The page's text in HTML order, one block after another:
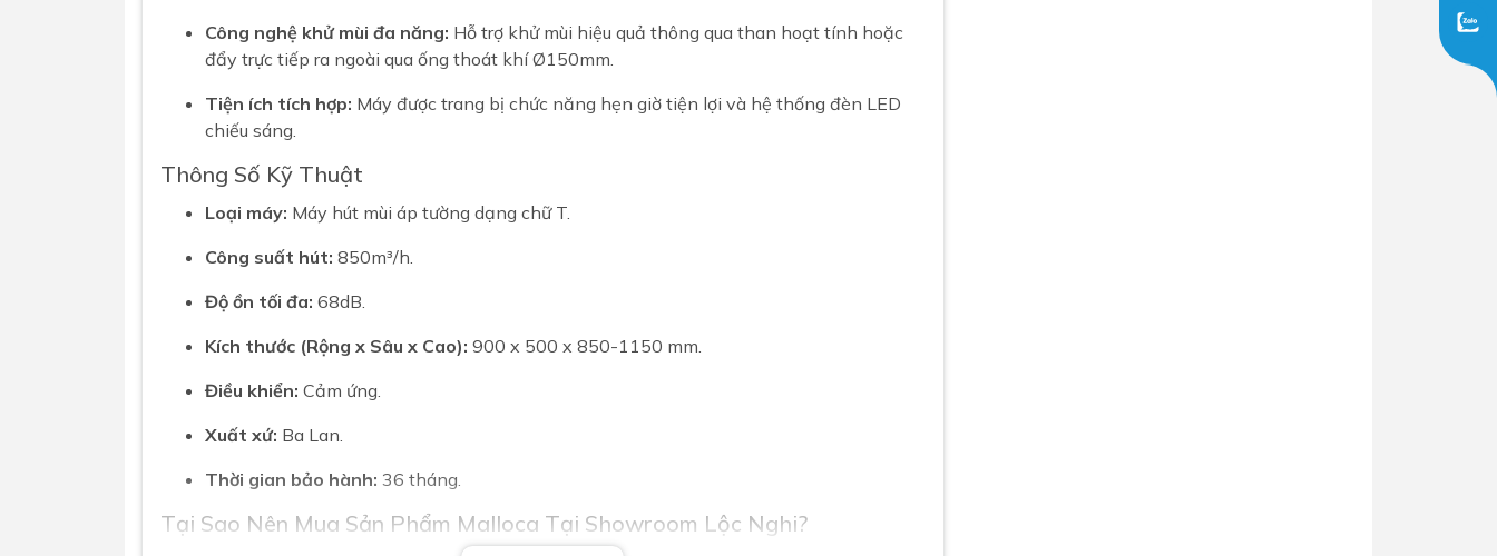
Công nghệ khử mùi đa năng: Hỗ trợ khử mùi hiệu quả thông qua than hoạt tính hoặc
đẩy trực tiếp ra ngoài qua ống thoát khí Ø150mm.
Tiện ích tích hợp: Máy được trang bị chức năng hẹn giờ tiện lợi và hệ thống đèn LED
chiếu sáng.
Thông Số Kỹ Thuật
Loại máy: Máy hút mùi áp tường dạng chữ T.
Công suất hút: 850m³/h.
Độ ồn tối đa: 68dB.
Kích thước (Rộng x Sâu x Cao): 900 x 500 x 850-1150 mm.
Điều khiển: Cảm ứng.
Xuất xứ: Ba Lan.
Thời gian bảo hành: 36 tháng.
Tại Sao Nên Mua Sản Phẩm Malloca Tại Showroom Lộc Nghi?